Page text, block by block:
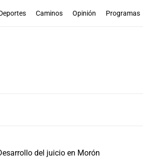
Caminos Opinión Programas
del juicio en Morón